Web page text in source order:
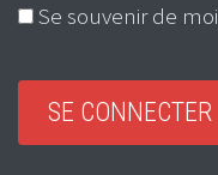
Se souvenir de moi